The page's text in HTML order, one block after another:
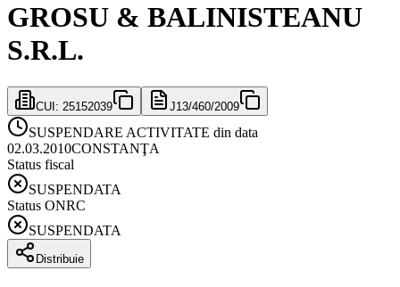
GROSU & BALINISTEANU
S.R.L.
CUI: 25152039 J13/460/2009
SUSPENDARE ACTIVITATE din data
02.03.2010CONSTANŢA
Status fiscal
SUSPENDATA
Status ONRC
SUSPENDATA
Distribuie